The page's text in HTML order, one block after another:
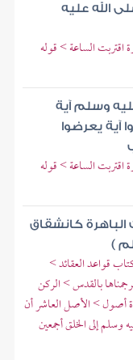
الله عليه
الساعة > قوله
وسلم آية
آية يعرضوا
الساعة > قوله
الباهرة كانشقاق
)
قواعد العقائد >
بالقدس > الركن
أصول > الأصل العاشر أن
وسلم إلى الخلق أجمعين